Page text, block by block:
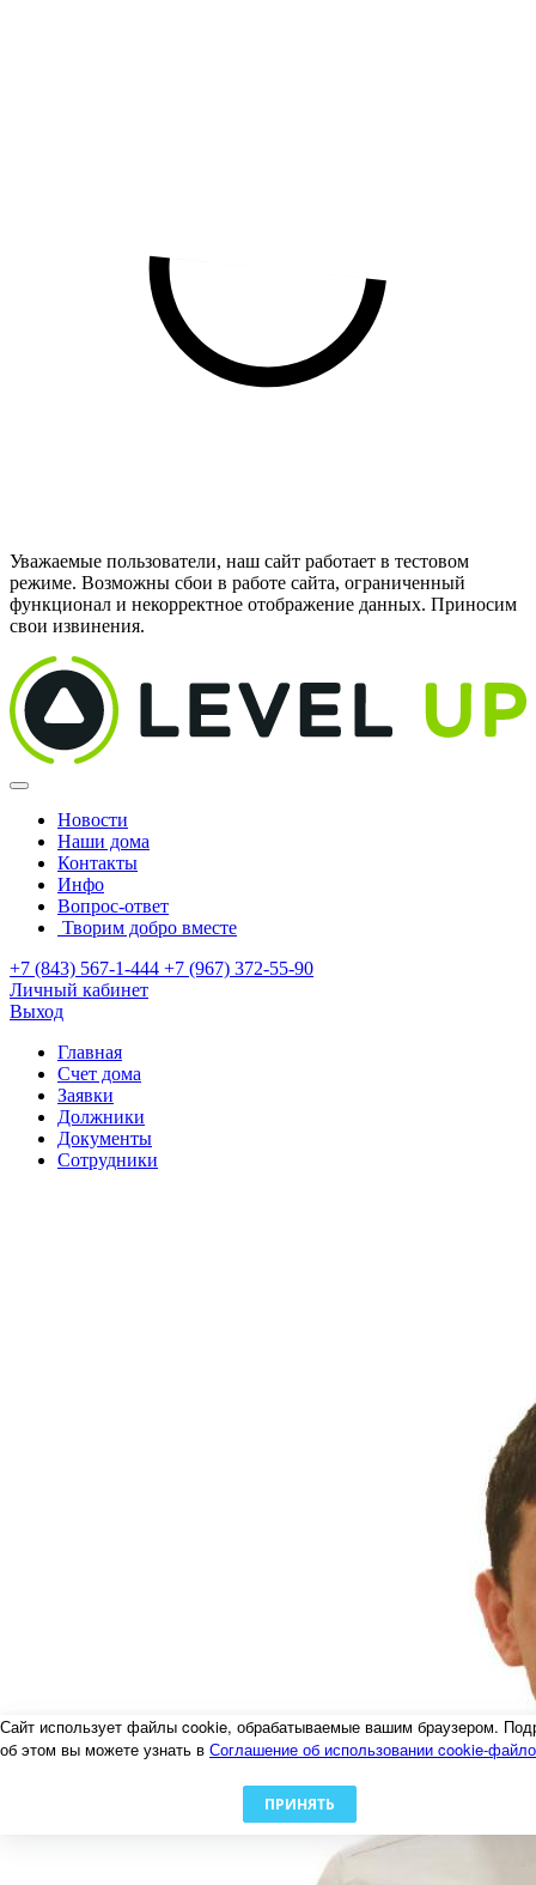
Уважаемые пользователи, наш сайт работает в тестовом
режиме. Возможны сбои в работе сайта, ограниченный
функционал и некорректное отображение данных. Приносим
свои извинения.
Новости
Наши дома
Контакты
Инфо
Вопрос-ответ
Творим добро вместе
+7 (843) 567-1-444 +7 (967) 372-55-90
Личный кабинет
Выход
Главная
Счет дома
Заявки
Должники
Документы
Сотрудники
Сайт использует файлы cookie, обрабатываемые вашим браузером.
об этом вы можете узнать в Соглашение об использовании cookie-
ПРИНЯТЬ